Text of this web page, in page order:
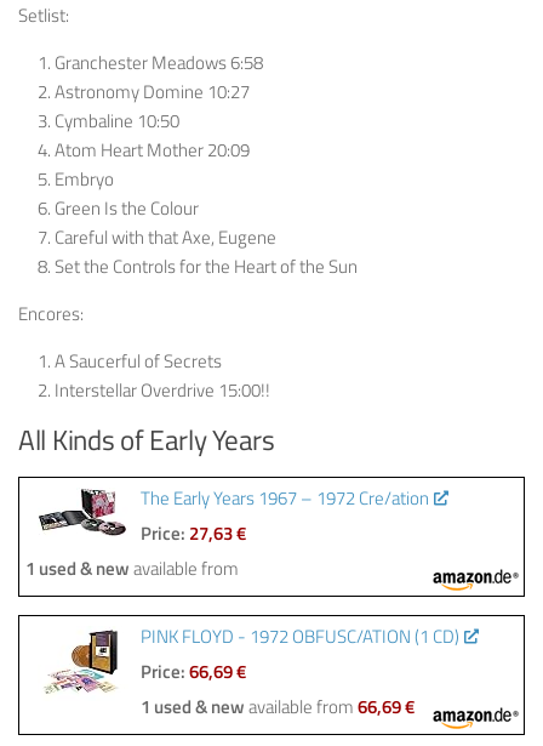
Setlist:
Granchester Meadows 6:58
Astronomy Domine 10:27
Cymbaline 10:50
Atom Heart Mother 20:09
Embryo
Green Is the Colour
Careful with that Axe, Eugene
Set the Controls for the Heart of the Sun
Encores:
A Saucerful of Secrets
Interstellar Overdrive 15:00!!
All Kinds of Early Years
The Early Years 1967 – 1972 Cre/ation
Price: 27,63 €
1 used & newavailable from
PINK FLOYD - 1972 OBFUSC/ATION (1 CD)
Price:66,69 €
1 used & newavailable from66,69 €